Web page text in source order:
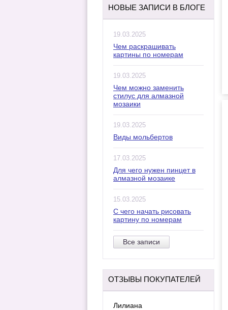
НОВЫЕ ЗАПИСИ В БЛОГЕ
19.03.2025
Чем раскрашивать
картины по номерам
19.03.2025
Чем можно заменить
стилус для алмазной
мозаики
19.03.2025
Виды мольбертов
17.03.2025
Для чего нужен пинцет в
алмазной мозаике
15.03.2025
С чего начать рисовать
картину по номерам
Все записи
ОТЗЫВЫ ПОКУПАТЕЛЕЙ
Лилиана